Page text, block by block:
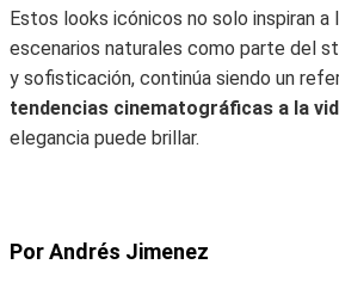
Estos looks icónicos no solo inspiran
escenarios naturales como parte del
y sofisticación, continúa siendo un
tendencias cinematográficas a la
elegancia puede brillar.
Por Andrés Jimenez